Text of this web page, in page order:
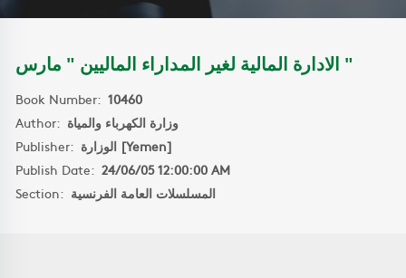
الادارة المالية لغير المداراء الماليين " مارس "
Book Number: 10460
Author: وزارة الكهرباء والمياة
Publisher:
الوزارة [Yemen]
Publish Date: 24/06/05 12:00:00 AM
Section: المسلسلات العامة الفرنسية